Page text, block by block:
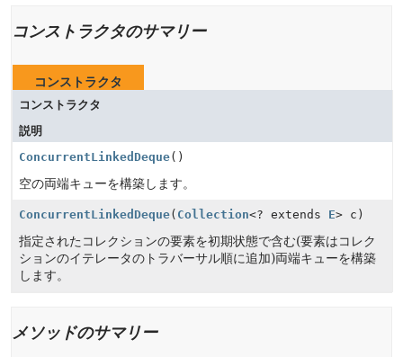
コンストラクタのサマリー
コンストラクタ
コンストラクタ
説明
ConcurrentLinkedDeque()
空の両端キューを構築します。
ConcurrentLinkedDeque( Collection<? extends E> c)
指定されたコレクションの要素を初期状態で含む(要素はコレク
ションのイテレータのトラバーサル順に追加)両端キューを構築
します。
メソッドのサマリー